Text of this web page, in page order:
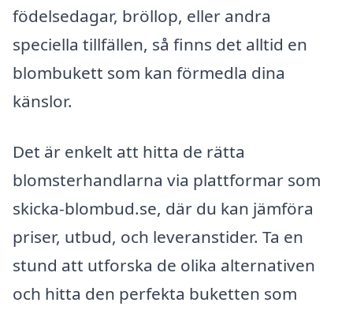
födelsedagar, bröllop, eller andra
speciella tillfällen, så finns det alltid en
blombukett som kan förmedla dina
känslor.
Det är enkelt att hitta de rätta
blomsterhandlarna via plattformar som
skicka-blombud.se, där du kan jämföra
priser, utbud, och leveranstider. Ta en
stund att utforska de olika alternativen
och hitta den perfekta buketten som